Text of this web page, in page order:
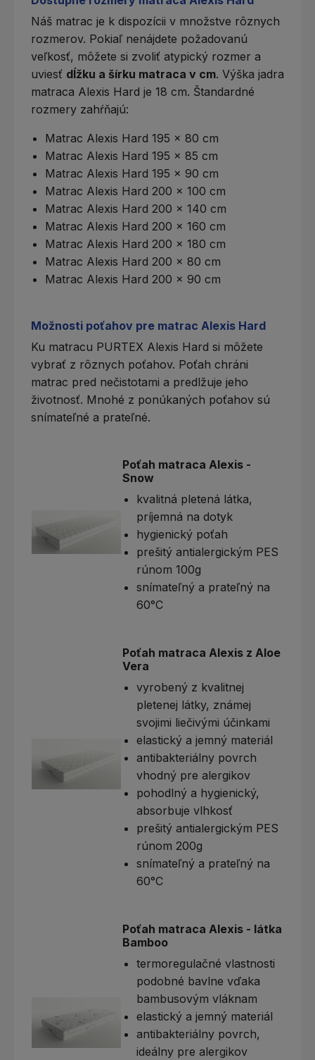
Náš matrac je k dispozícii v množstve rôznych
rozmerov. Pokiaľ nenájdete požadovanú
veľkosť, môžete si zvoliť atypický rozmer a
uviesť dĺžku a šírku matraca v cm. Výška jadra
matraca Alexis Hard je 18 cm. Štandardné
rozmery zahŕňajú:
Matrac Alexis Hard 195 x 80 cm
Matrac Alexis Hard 195 x 85 cm
Matrac Alexis Hard 195 x 90 cm
Matrac Alexis Hard 200 x 100 cm
Matrac Alexis Hard 200 x 140 cm
Matrac Alexis Hard 200 x 160 cm
Matrac Alexis Hard 200 x 180 cm
Matrac Alexis Hard 200 x 80 cm
Matrac Alexis Hard 200 x 90 cm
Možnosti poťahov pre matrac Alexis Hard
Ku matracu PURTEX Alexis Hard si môžete
vybrať z rôznych poťahov. Poťah chráni
matrac pred nečistotami a predlžuje jeho
životnosť. Mnohé z ponúkaných poťahov sú
snímateľné a prateľné.
Poťah matraca Alexis -
Snow
kvalitná pletená látka,
príjemná na dotyk
hygienický poťah
prešitý antialergickým PES
rúnom 100g
snímateľný a prateľný na
60°C
Poťah matraca Alexis z Aloe
Vera
vyrobený z kvalitnej
pletenej látky, známej
svojimi liečivými účinkami
elastický a jemný materiál
antibakteriálny povrch
vhodný pre alergikov
pohodlný a hygienický,
absorbuje vlhkosť
prešitý antialergickým PES
rúnom 200g
snímateľný a prateľný na
60°C
Poťah matraca Alexis - látka
Bamboo
termoregulačné vlastnosti
podobné bavlne vďaka
bambusovým vláknam
elastický a jemný materiál
antibakteriálny povrch,
ideálny pre alergikov